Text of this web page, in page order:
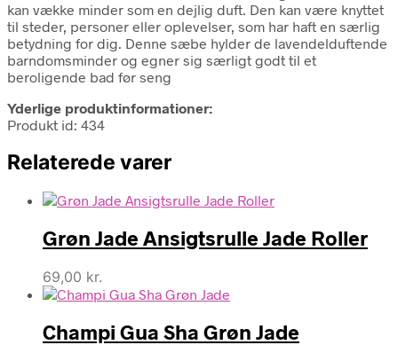
kan vække minder som en dejlig duft. Den kan være knyttet
til steder, personer eller oplevelser, som har haft en særlig
betydning for dig. Denne sæbe hylder de lavendelduftende
barndomsminder og egner sig særligt godt til et
beroligende bad før seng
Yderlige produktinformationer:
Produkt id: 434
Relaterede varer
Grøn Jade Ansigtsrulle Jade Roller
69,00 kr.
Champi Gua Sha Grøn Jade